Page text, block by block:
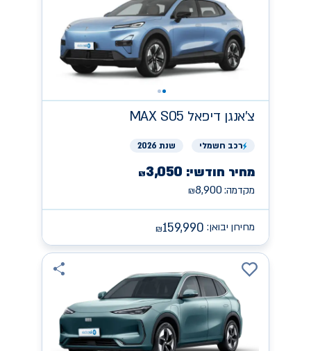
צ'אנגן MAX S05 דיפאל
רכב חשמלי שנת 2026
מחיר חודשי: ₪3,050
מקדמה: ₪8,900
מחירון יבואן: ₪159,990